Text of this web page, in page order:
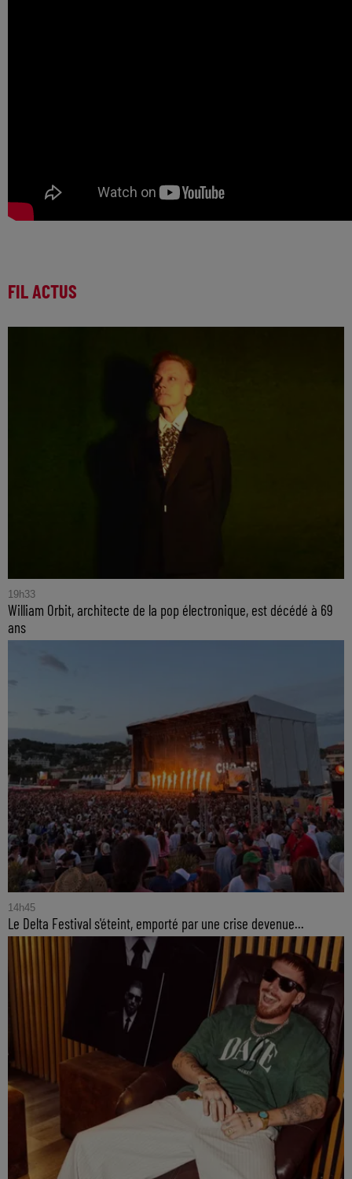
FIL ACTUS
19h33
William Orbit, architecte de la pop électronique, est décédé à 69
ans
14h45
Le Delta Festival s'éteint, emporté par une crise devenue...